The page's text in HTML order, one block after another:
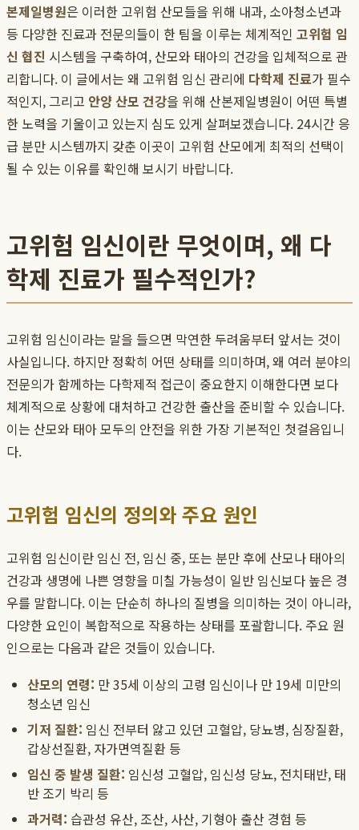
본제일병원은 이러한 고위험 산모들을 위해 내과, 소아청소년과
등 다양한 진료과 전문의들이 한 팀을 이루는 체계적인 고위험 임
신 협진 시스템을 구축하여, 산모와 태아의 건강을 입체적으로 관
리합니다. 이 글에서는 왜 고위험 임신 관리에 다학제 진료가 필수
적인지, 그리고 안양 산모 건강을 위해 산본제일병원이 어떤 특별
한 노력을 기울이고 있는지 심도 있게 살펴보겠습니다. 24시간 응
급 분만 시스템까지 갖춘 이곳이 고위험 산모에게 최적의 선택이
될 수 있는 이유를 확인해 보시기 바랍니다.
고위험 임신이란 무엇이며, 왜 다
학제 진료가 필수적인가?
고위험 임신이라는 말을 들으면 막연한 두려움부터 앞서는 것이
사실입니다. 하지만 정확히 어떤 상태를 의미하며, 왜 여러 분야의
전문의가 함께하는 다학제적 접근이 중요한지 이해한다면 보다
체계적으로 상황에 대처하고 건강한 출산을 준비할 수 있습니다.
이는 산모와 태아 모두의 안전을 위한 가장 기본적인 첫걸음입니
다.
고위험 임신의 정의와 주요 원인
고위험 임신이란 임신 전, 임신 중, 또는 분만 후에 산모나 태아의
건강과 생명에 나쁜 영향을 미칠 가능성이 일반 임신보다 높은 경
우를 말합니다. 이는 단순히 하나의 질병을 의미하는 것이 아니라,
다양한 요인이 복합적으로 작용하는 상태를 포괄합니다. 주요 원
인으로는 다음과 같은 것들이 있습니다.
산모의 연령: 만 35세 이상의 고령 임신이나 만 19세 미만의
청소년 임신
기저 질환: 임신 전부터 앓고 있던 고혈압, 당뇨병, 심장질환,
갑상선질환, 자가면역질환 등
임신 중 발생 질환: 임신성 고혈압, 임신성 당뇨, 전치태반, 태
반 조기 박리 등
과거력: 습관성 유산, 조산, 사산, 기형아 출산 경험 등